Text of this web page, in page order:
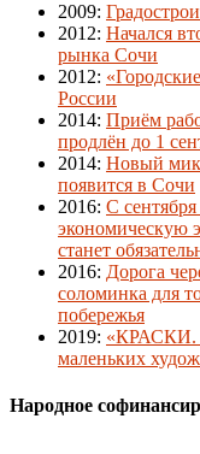
2009:
2012: Начался
рынка Сочи
2012:
России
2014: Приём
продлён до 1
2014: Новый
появится в Сочи
2016: С сентября
экономическую
станет
2016: Дорога
соломинка для
побережья
2019: «КРАСКИ.
маленьких
Народное